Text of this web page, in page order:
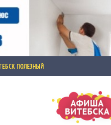
ПОЛЕЗНЫЙ